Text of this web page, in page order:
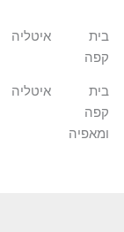
איטליה טורינו
איטליה טורינו